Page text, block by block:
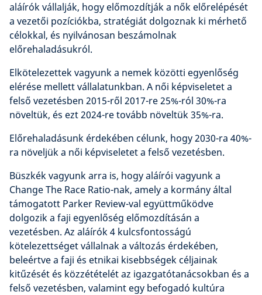
aláírók vállalják, hogy előmozdítják a nők előrelépését
a vezetői pozíciókba, stratégiát dolgoznak ki mérhető
célokkal, és nyilvánosan beszámolnak
előrehaladásukról.
Elkötelezettek vagyunk a nemek közötti egyenlőség
elérése mellett vállalatunkban. A női képviseletet a
felső vezetésben 2015-ről 2017-re 25%-ról 30%-ra
növeltük, és ezt 2024-re tovább növeltük 35%-ra.
Előrehaladásunk érdekében célunk, hogy 2030-ra 40%-
ra növeljük a női képviseletet a felső vezetésben.
Büszkék vagyunk arra is, hogy aláírói vagyunk a
Change The Race Ratio-nak, amely a kormány által
támogatott Parker Review-val együttműködve
dolgozik a faji egyenlőség előmozdításán a
vezetésben. Az aláírók 4 kulcsfontosságú
kötelezettséget vállalnak a változás érdekében,
beleértve a faji és etnikai kisebbségek céljainak
kitűzését és közzétételét az igazgatótanácsokban és a
felső vezetésben, valamint egy befogadó kultúra